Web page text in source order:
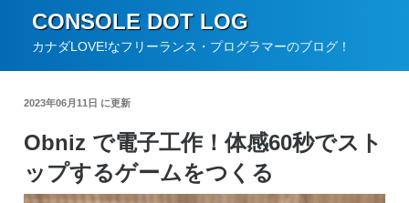
CONSOLE DOT LOG
カナダLOVE!なフリーランス・プログラマーのブログ！
2023年06月11日 に更新
Obniz で電子工作！体感60秒でスト
ップするゲームをつくる